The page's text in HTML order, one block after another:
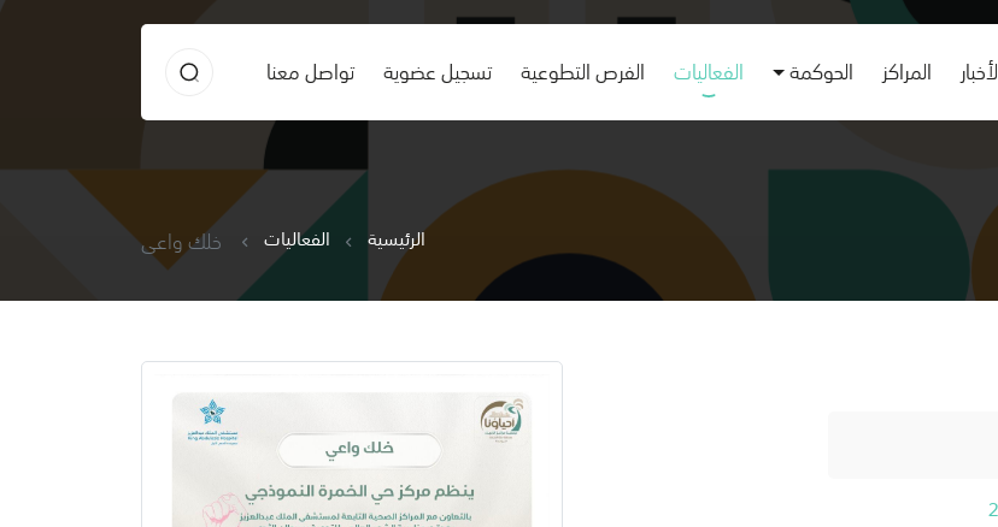
المراكز الحوكمة الفعاليات الفرص التطوعية تسجيل عضوية تواصل معنا
الرئيسية الفعاليات خلك واعي